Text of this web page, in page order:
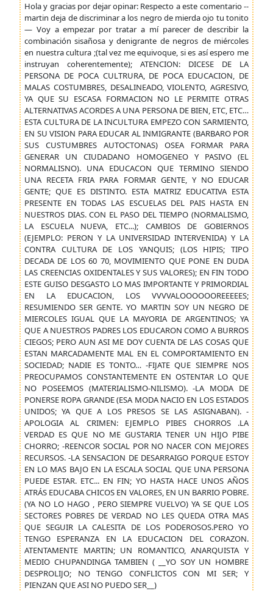
Hola y gracias por dejar opinar: Respecto a este comentario --
martin deja de discriminar a los negro de mierda ojo tu tonito
— Voy a empezar por tratar a mí parecer de describir la
combinación sisañosa y denigrante de negros de miércoles
en nuestra cultura ;(tal vez me equivoque, si es así espero me
instruyan coherentemente); ATENCION: DICESE DE LA
PERSONA DE POCA CULTRURA, DE POCA EDUCACION, DE
MALAS COSTUMBRES, DESALINEADO, VIOLENTO, AGRESIVO,
YA QUE SU ESCASA FORMACION NO LE PERMITE OTRAS
ALTERNATIVAS ACORDES A UNA PERSONA DE BIEN, ETC, ETC…
ESTA CULTURA DE LA INCULTURA EMPEZO CON SARMIENTO,
EN SU VISION PARA EDUCAR AL INMIGRANTE (BARBARO POR
SUS CUSTUMBRES AUTOCTONAS) OSEA FORMAR PARA
GENERAR UN CIUDADANO HOMOGENEO Y PASIVO (EL
NORMALISNO). UNA EDUCACON QUE TERMINO SIENDO
UNA RECETA FRIA PARA FORMAR GENTE, Y NO EDUCAR
GENTE; QUE ES DISTINTO. ESTA MATRIZ EDUCATIVA ESTA
PRESENTE EN TODAS LAS ESCUELAS DEL PAIS HASTA EN
NUESTROS DIAS. CON EL PASO DEL TIEMPO (NORMALISMO,
LA ESCUELA NUEVA, ETC...); CAMBIOS DE GOBIERNOS
(EJEMPLO: PERON Y LA UNIVERSIDAD INTERVENIDA) Y LA
CONTRA CULTURA DE LOS YANQUIS; (LOS HIPIS; TIPO
DECADA DE LOS 60 70, MOVIMIENTO QUE PONE EN DUDA
LAS CREENCIAS OXIDENTALES Y SUS VALORES); EN FIN TODO
ESTE GUISO DESGASTO LO MAS IMPORTANTE Y PRIMORDIAL
EN LA EDUCACION, LOS VVVVALOOOOOOREEEEES;
RESUMIENDO SER GENTE. YO MARTIN SOY UN NEGRO DE
MIERCOLES IGUAL QUE LA MAYORIA DE ARGENTINOS; YA
QUE A NUESTROS PADRES LOS EDUCARON COMO A BURROS
CIEGOS; PERO AUN ASI ME DOY CUENTA DE LAS COSAS QUE
ESTAN MARCADAMENTE MAL EN EL COMPORTAMIENTO EN
SOCIEDAD; NADIE ES TONTO… -FIJATE QUE SIEMPRE NOS
PREOCUPAMOS CONSTANTEMENTE EN OSTENTAR LO QUE
NO POSEEMOS (MATERIALISMO-NILISMO). -LA MODA DE
PONERSE ROPA GRANDE (ESA MODA NACIO EN LOS ESTADOS
UNIDOS; YA QUE A LOS PRESOS SE LAS ASIGNABAN). -
APOLOGIA AL CRIMEN: EJEMPLO PIBES CHORROS .LA
VERDAD ES QUE NO ME GUSTARIA TENER UN HIJO PIBE
CHORRO; -REENCOR SOCIAL POR NO NACER CON MEJORES
RECURSOS. -LA SENSACION DE DESARRAIGO PORQUE ESTOY
EN LO MAS BAJO EN LA ESCALA SOCIAL QUE UNA PERSONA
PUEDE ESTAR. ETC... EN FIN; YO HASTA HACE UNOS AÑOS
ATRÁS EDUCABA CHICOS EN VALORES, EN UN BARRIO POBRE.
(YA NO LO HAGO , PERO SIEMPRE VUELVO) YA SE QUE LOS
SECTORES POBRES DE VERDAD NO LES QUEDA OTRA MAS
QUE SEGUIR LA CALESITA DE LOS PODEROSOS.PERO YO
TENGO ESPERANZA EN LA EDUCACION DEL CORAZON.
ATENTAMENTE MARTIN; UN ROMANTICO, ANARQUISTA Y
MEDIO CHUPANDINGA TAMBIEN ( __YO SOY UN HOMBRE
DESPROLIJO; NO TENGO CONFLICTOS CON MI SER; Y
PIENZAN QUE ASI NO PUEDO SER__)